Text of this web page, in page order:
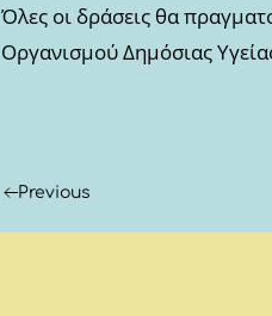
Όλες οι δράσεις θα
Οργανισμού Δημόσιας
Previous